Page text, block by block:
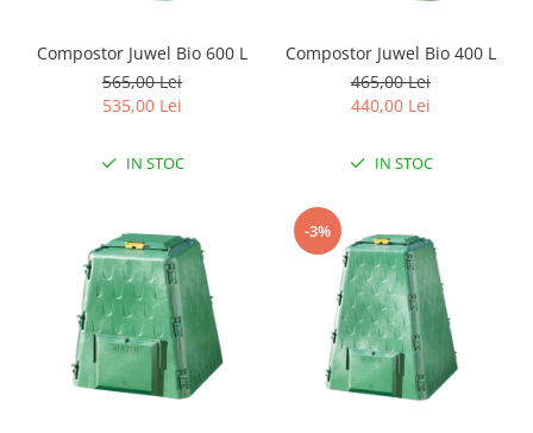
Compostor Juwel Bio 600 L
565,00 Lei
535,00 Lei
IN STOC
Compostor Juwel Bio 400 L
465,00 Lei
440,00 Lei
IN STOC
-3%